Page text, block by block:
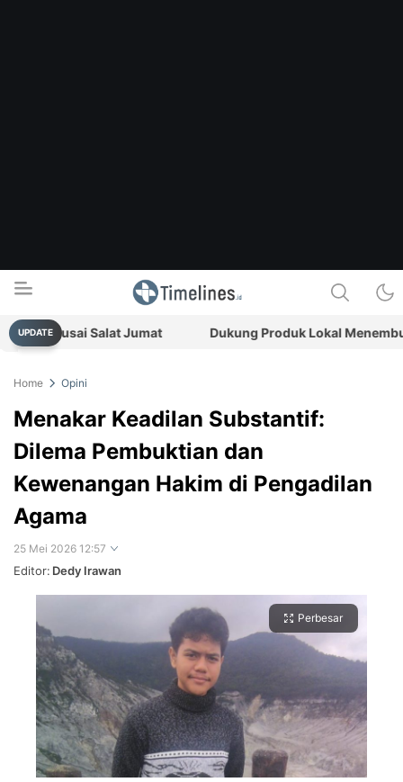
Timelines.id
Media Literasi, Sejarah & Budaya
UPDATE
usai Salat Jumat Dukung Produk Lokal Menembus
Home Opini
Menakar Keadilan Substantif:
Dilema Pembuktian dan
Kewenangan Hakim di Pengadilan
Agama
25 Mei 2026 12:57
Editor: Dedy Irawan
Perbesar